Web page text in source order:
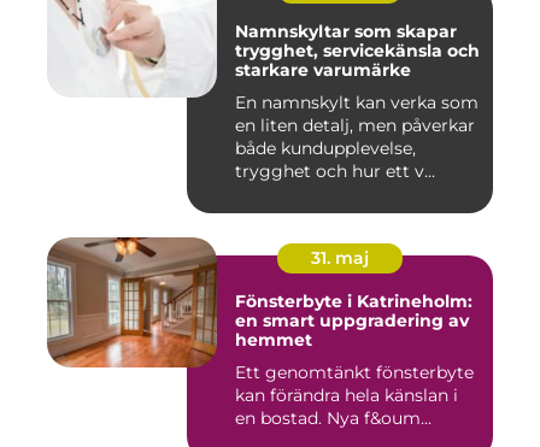
Namnskyltar som skapar
trygghet, servicekänsla och
starkare varumärke
En namnskylt kan verka som
en liten detalj, men påverkar
både kundupplevelse,
trygghet och hur ett v...
31. maj
Fönsterbyte i Katrineholm:
en smart uppgradering av
hemmet
Ett genomtänkt fönsterbyte
kan förändra hela känslan i
en bostad. Nya f&oum...